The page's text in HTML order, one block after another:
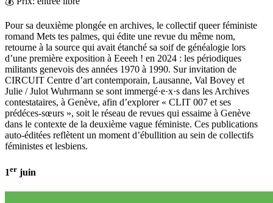
Pour sa deuxième plongée en archives, le collectif queer féministe
romand Mets tes palmes, qui édite une revue du même nom,
retourne à la source qui avait étanché sa soif de généalogie lors
d’une première exposition à Eeeeh ! en 2024 : les périodiques
militants genevois des années 1970 à 1990. Sur invitation de
CIRCUIT Centre d’art contemporain, Lausanne, Val Bovey et
Julie / Julot Wuhrmann se sont immergé·e·x·s dans les Archives
contestataires, à Genève, afin d’explorer « CLIT 007 et ses
prédéces-sœurs », soit le réseau de revues qui essaime à Genève
dans le contexte de la deuxième vague féministe. Ces publications
auto-éditées reflètent un moment d’ébullition au sein de collectifs
féministes et lesbiens.
1er juin